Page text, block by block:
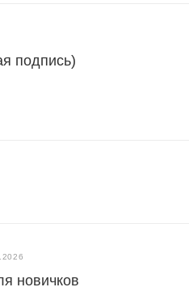
подпись)
новичков